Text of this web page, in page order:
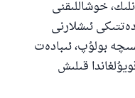
خوشاللىقنى
ئىشلارنى
بولۇپ، ئىبادەت
قىلىش